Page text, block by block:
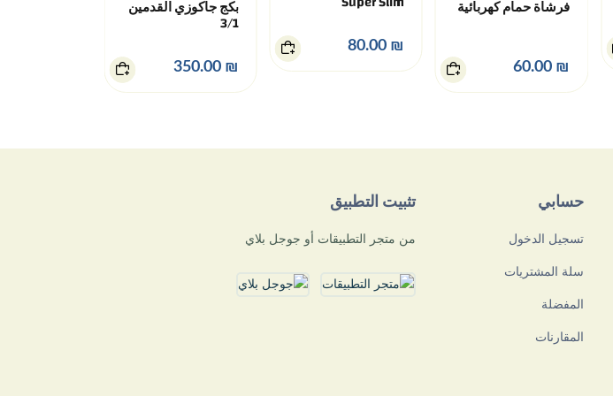
فرشاة حمام كهربائية
₪ 60.00
₪ 80.00
بكج جاكوزي القدمين
3/1
₪ 350.00
حسابي
تسجيل الدخول
سلة المشتريات
المفضلة
المقارنات
تثبيت التطبيق
من متجر التطبيقات أو جوجل بلاي